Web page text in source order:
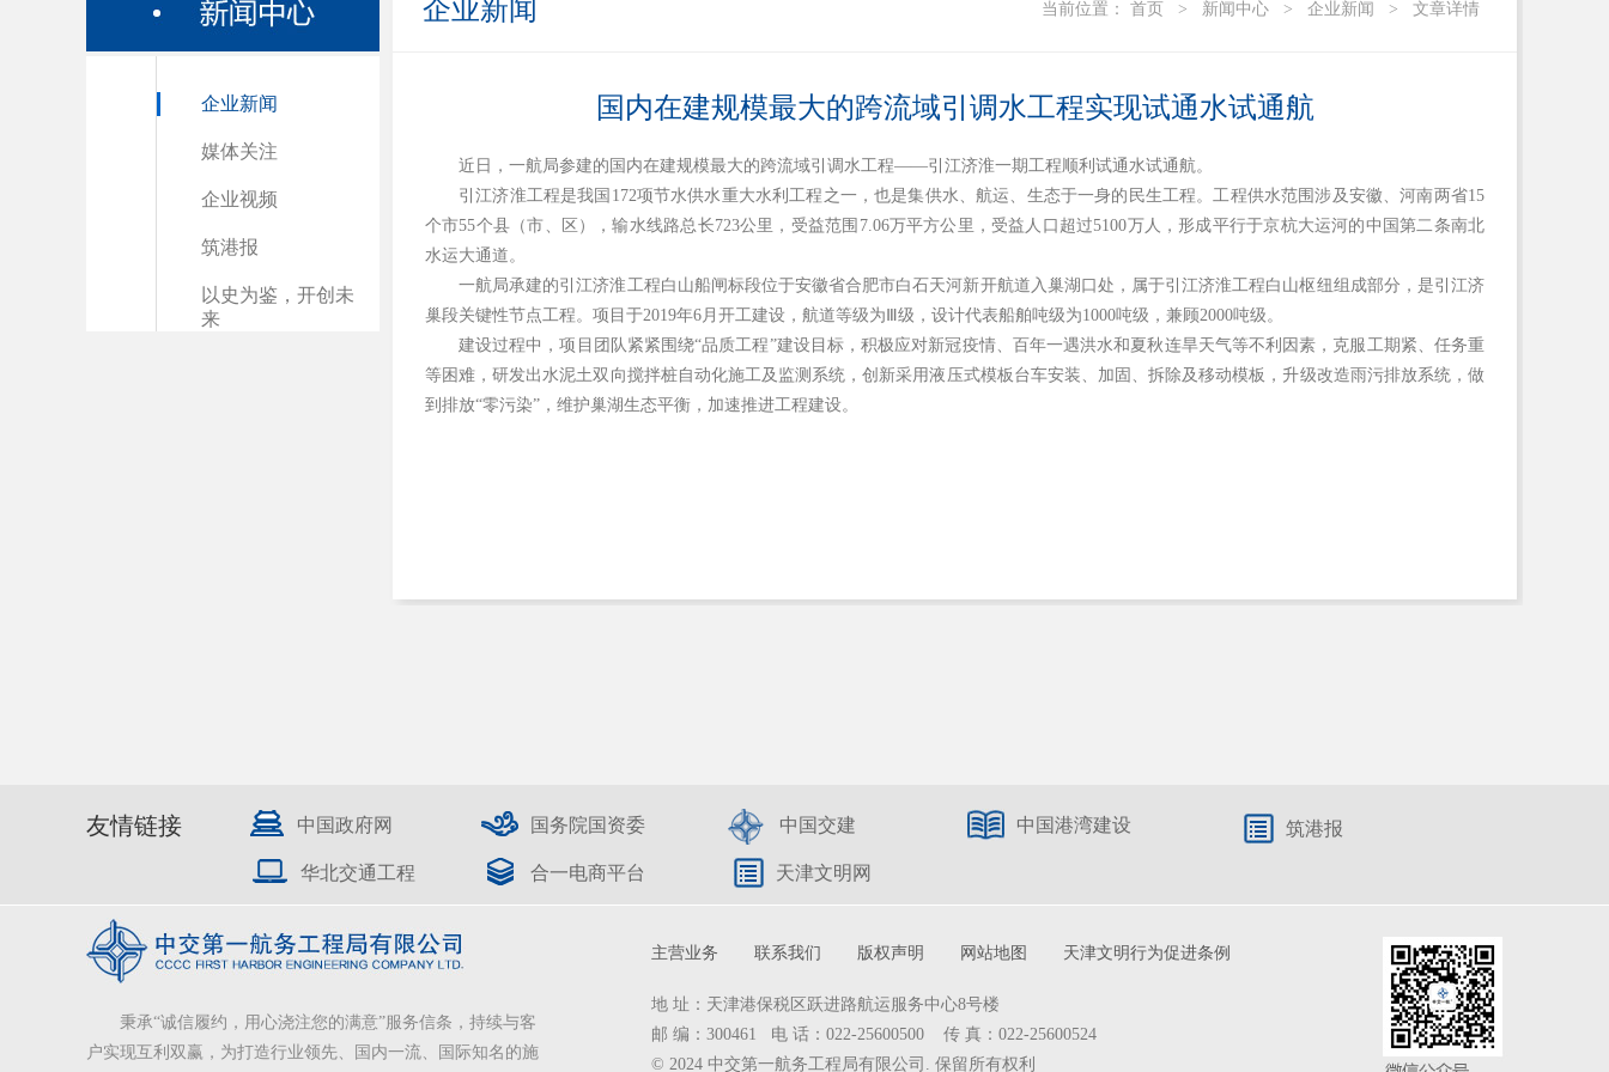
企业新闻
媒体关注
企业视频
筑港报
以史为鉴，开创未
来
企业新闻 当前位置： 首页 > 新闻中心 > 企业新闻 > 文章详情
国内在建规模最大的跨流域引调水工程实现试通水试通航
近日，一航局参建的国内在建规模最大的跨流域引调水工程——引江济淮一期工程顺利试通水试通航。
引江济淮工程是我国172项节水供水重大水利工程之一，也是集供水、航运、生态于一身的民生工程。工程供水范围涉及安徽、河南两省15
个市55个县（市、区），输水线路总长723公里，受益范围7.06万平方公里，受益人口超过5100万人，形成平行于京杭大运河的中国第二条南北
水运大通道。
一航局承建的引江济淮工程白山船闸标段位于安徽省合肥市白石天河新开航道入巢湖口处，属于引江济淮工程白山枢纽组成部分，是引江济
巢段关键性节点工程。项目于2019年6月开工建设，航道等级为Ⅲ级，设计代表船舶吨级为1000吨级，兼顾2000吨级。
建设过程中，项目团队紧紧围绕“品质工程”建设目标，积极应对新冠疫情、百年一遇洪水和夏秋连旱天气等不利因素，克服工期紧、任务重
等困难，研发出水泥土双向搅拌桩自动化施工及监测系统，创新采用液压式模板台车安装、加固、拆除及移动模板，升级改造雨污排放系统，做
到排放“零污染”，维护巢湖生态平衡，加速推进工程建设。
友情链接 中国政府网 国务院国资委 中国交建 中国港湾建设 筑港报
华北交通工程 合一电商平台 天津文明网
秉承“诚信履约，用心浇注您的满意”服务信条，持续与客
户实现互利双赢，为打造行业领先、国内一流、国际知名的施
主营业务 联系我们 版权声明 网站地图 天津文明行为促进条例
地 址：天津港保税区跃进路航运服务中心8号楼
邮 编：300461 电 话：022-25600500 传 真：022-25600524
© 2024 中交第一航务工程局有限公司. 保留所有权利